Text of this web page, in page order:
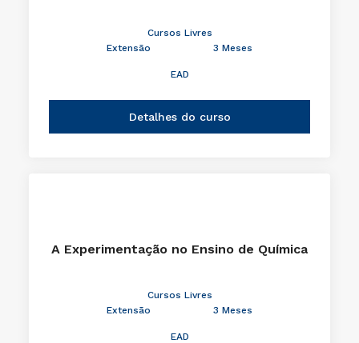
Cursos Livres
Extensão
3 Meses
EAD
Detalhes do curso
A Experimentação no Ensino de Química
Cursos Livres
Extensão
3 Meses
EAD